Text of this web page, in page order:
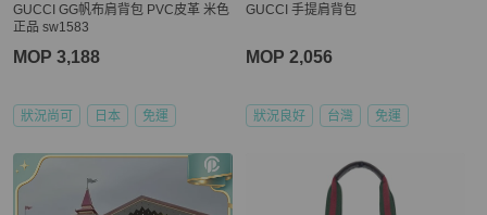
GUCCI GG帆布肩背包 PVC皮革 米色
正品 sw1583
MOP 3,188
狀況尚可 日本 免運
GUCCI 手提肩背包
MOP 2,056
狀況良好 台灣 免運